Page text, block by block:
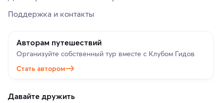
Поддержка и контакты
Авторам путешествий
Организуйте собственный тур вместе с Клубом Гидов
Стать автором
Давайте дружить